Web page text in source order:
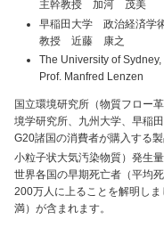
主幹教授 加河 茂美
早稲田大学 政治経済学
教授 近藤 康之
The University of Sydney,
Prof. Manfred Lenzen
国立環境研究所（物質フロー
境学研究所、九州大学、早稲
G20諸国の消費者が購入する
小粒子状大気汚染物質）発生
世界各国の早期死亡者（平均
200万人に上ることを解明し
満）が含まれます。